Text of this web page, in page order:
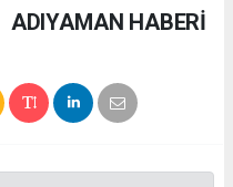
ADIYAMAN HABERİ